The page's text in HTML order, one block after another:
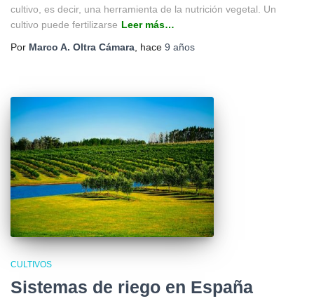
cultivo, es decir, una herramienta de la nutrición vegetal. Un
cultivo puede fertilizarse Leer más…
Por Marco A. Oltra Cámara , hace 9 años
CULTIVOS
Sistemas de riego en España